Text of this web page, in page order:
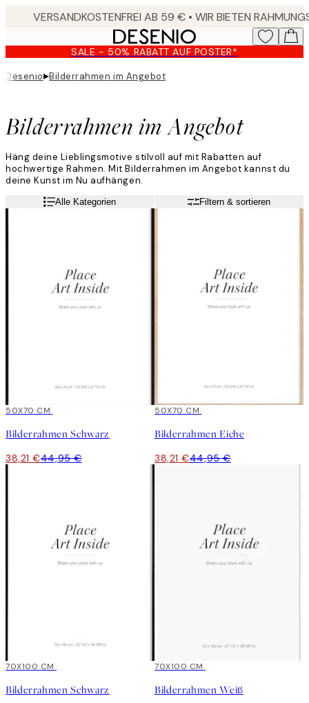
content.
SALE - 50% RABATT AUF POSTER*
Desenio▸Bilderrahmen im Angebot
Bilderrahmen im Angebot
Häng deine Lieblingsmotive stilvoll auf mit Rabatten auf
hochwertige Rahmen. Mit Bilderrahmen im Angebot kannst du
deine Kunst im Nu aufhängen.
Alle Kategorien Filtern & sortieren
15%*
50X70 CM
Bilderrahmen Schwarz
38,21 €44,95 €
15%*
50X70 CM
Bilderrahmen Eiche
38,21 €44,95 €
15%*
70X100 CM
Bilderrahmen Schwarz
15%*
70X100 CM
Bilderrahmen Weiß